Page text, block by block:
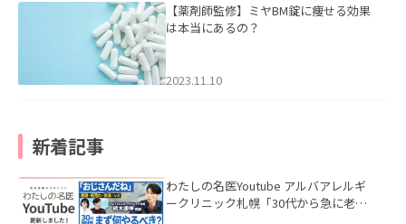
【薬剤師監修】ミヤBM錠に痩せる効果
は本当にあるの？
2023.11.10
新着記事
わたしの名医Youtube アルバアレルギ
ークリニック札幌「30代から急に老け